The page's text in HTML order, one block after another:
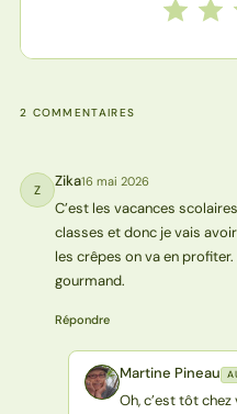
Notez2
1 étoile
2 COMMENTAIRES
Z Zika16 mai 2026
C’est les vacances
classes et donc je vais
les crêpes on va en
gourmand.
Répondre
MP Martine Pineau
Oh, c’est tôt chez